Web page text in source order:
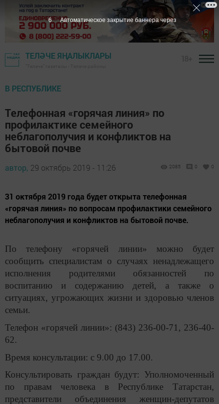
ТЕЛӘЧЕ ЯҢАЛЫКЛАРЫ
В РЕСПУБЛИКЕ
Телефонная «горячая линия» по
профилактике семейного
неблагополучия и конфликтов на
бытовой почве
автор, 29 октябрь 2019 - 11:26 2085 0 0
31 октября 2019 года будет открыта телефонная
«горячая линия» по вопросам профилактики семейного
неблагополучия и конфликтов на бытовой почве.
По телефону «горячей линии» можно будет
сообщить специалистам о случаях ненадлежащего
исполнения родителями обязанностей по
воспитанию и содержанию детей, а также о
ситуациях, угрожающих жизни и здоровью членов
семьи.
Телефон «горячей линии»: (843) 236-00-71, 236-40-
62.
Время консультации: с 9.00 до 17.00.
Консультировать граждан будут: Уполномоченный
по правам человека в Республике Татарстан,
представители объединения женщин-депутатов
5 Автоматическое закрытие баннера через